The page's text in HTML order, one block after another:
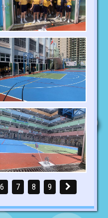
6 7 8 9